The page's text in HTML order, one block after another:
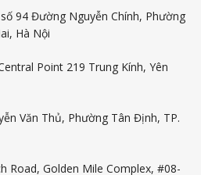
94 Đường Nguyễn Chính, Phường
Hà Nội
Point 219 Trung Kính, Yên
Văn Thủ, Phường Tân Định, TP.
Road, Golden Mile Complex, #08-